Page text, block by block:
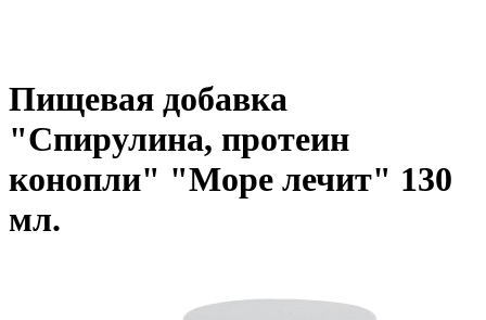
Пищевая добавка
"Спирулина, протеин
конопли" "Море лечит" 130
мл.